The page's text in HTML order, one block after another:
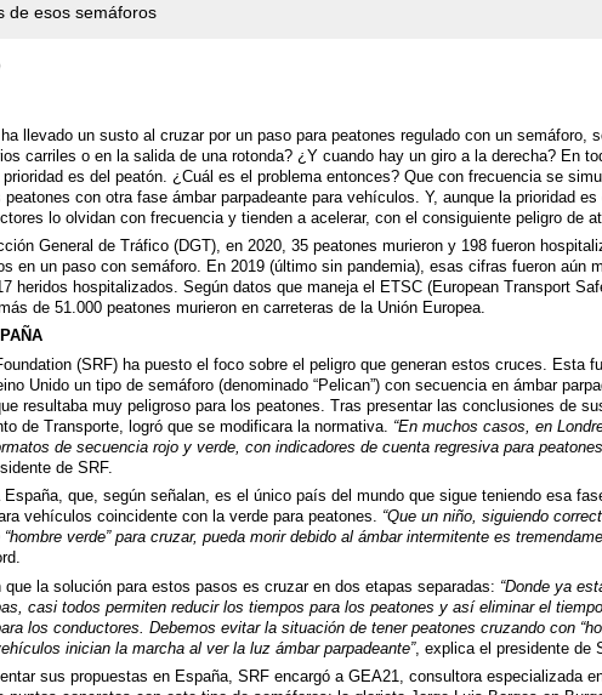
de esos semáforos
llevado un susto al cruzar por un paso para peatones regulado con un semáforo,
carriles o en la salida de una rotonda? ¿Y cuando hay un giro a la derecha? En
es del peatón. ¿Cuál es el problema entonces? Que con frecuencia se
peatones con otra fase ámbar parpadeante para vehículos. Y, aunque la prioridad
lo olvidan con frecuencia y tienden a acelerar, con el consiguiente peligro de
General de Tráfico (DGT), en 2020, 35 peatones murieron y 198 fueron
en un paso con semáforo. En 2019 (último sin pandemia), esas cifras fueron aún
heridos hospitalizados. Según datos que maneja el ETSC (European Transport
de 51.000 peatones murieron en carreteras de la Unión Europea.
(SRF) ha puesto el foco sobre el peligro que generan estos cruces. Esta
Unido un tipo de semáforo (denominado “Pelican”) con secuencia en ámbar
resultaba muy peligroso para los peatones. Tras presentar las conclusiones de
de Transporte, logró que se modificara la normativa. “En muchos casos, en
de secuencia rojo y verde, con indicadores de cuenta regresiva para
de SRF.
España, que, según señalan, es el único país del mundo que sigue teniendo esa
vehículos coincidente con la verde para peatones. “Que un niño, siguiendo
verde” para cruzar, pueda morir debido al ámbar intermitente es
que la solución para estos pasos es cruzar en dos etapas separadas: “Donde ya
casi todos permiten reducir los tiempos para los peatones y así eliminar el
los conductores. Debemos evitar la situación de tener peatones cruzando con
inician la marcha al ver la luz ámbar parpadeante”, explica el presidente de
sus propuestas en España, SRF encargó a GEA21, consultora especializada